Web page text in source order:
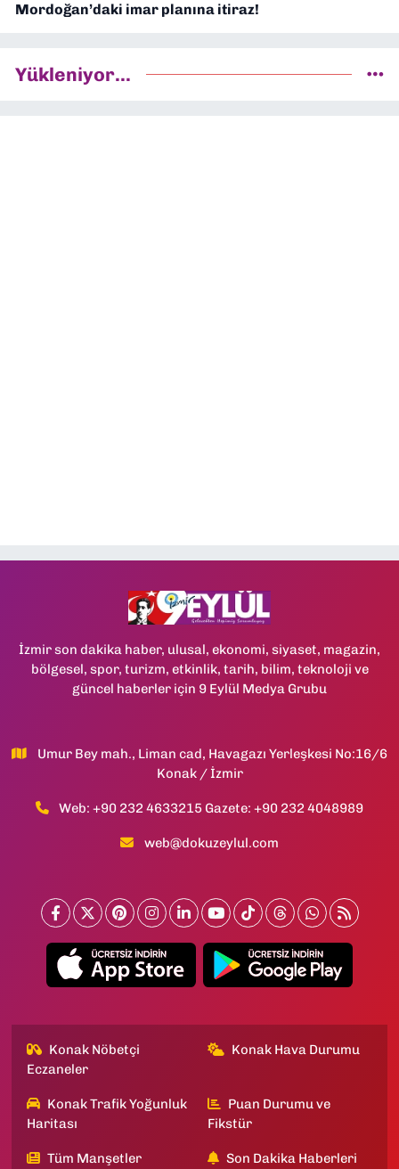
Mordoğan’daki imar planına itiraz!
Yükleniyor...
İzmir son dakika haber, ulusal, ekonomi, siyaset, magazin,
bölgesel, spor, turizm, etkinlik, tarih, bilim, teknoloji ve
güncel haberler için 9 Eylül Medya Grubu
Umur Bey mah., Liman cad, Havagazı Yerleşkesi No:16/6
Konak / İzmir
Web: +90 232 4633215 Gazete: +90 232 4048989
web@dokuzeylul.com
Konak Nöbetçi
Eczaneler
Konak Hava Durumu
Konak Trafik Yoğunluk
Haritası
Puan Durumu ve
Fikstür
Tüm Manşetler Son Dakika Haberleri